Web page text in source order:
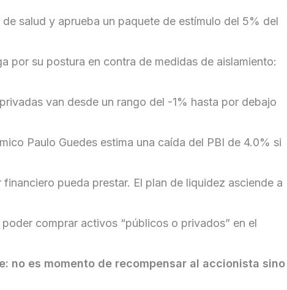
salud y aprueba un paquete de estímulo del 5% del
por su postura en contra de medidas de aislamiento:
van desde un rango del -1% hasta por debajo
Paulo Guedes estima una caída del PBI de 4.0% si
pueda prestar. El plan de liquidez asciende a
comprar activos “públicos o privados” en el
no es momento de recompensar al accionista sino